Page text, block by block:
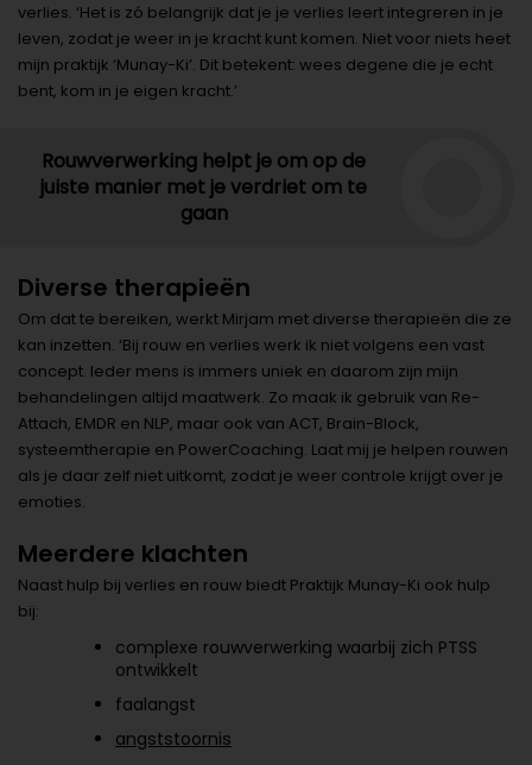
verlies. ‘Het is zó belangrijk dat je je verlies leert integreren in je
leven, zodat je weer in je kracht kunt komen. Niet voor niets heet
mijn praktijk ‘Munay-Ki’. Dit betekent: wees degene die je echt
bent, kom in je eigen kracht.’
Rouwverwerking helpt je om op de
juiste manier met je verdriet om te
gaan
Diverse therapieën
Om dat te bereiken, werkt Mirjam met diverse therapieën die ze
kan inzetten. ‘Bij rouw en verlies werk ik niet volgens een vast
concept. Ieder mens is immers uniek en daarom zijn mijn
behandelingen altijd maatwerk. Zo maak ik gebruik van Re-
Attach, EMDR en NLP, maar ook van ACT, Brain-Block,
systeemtherapie en PowerCoaching. Laat mij je helpen rouwen
als je daar zelf niet uitkomt, zodat je weer controle krijgt over je
emoties.
Meerdere klachten
Naast hulp bij verlies en rouw biedt Praktijk Munay-Ki ook hulp
bij:
complexe rouwverwerking waarbij zich PTSS
ontwikkelt
faalangst
angststoornis